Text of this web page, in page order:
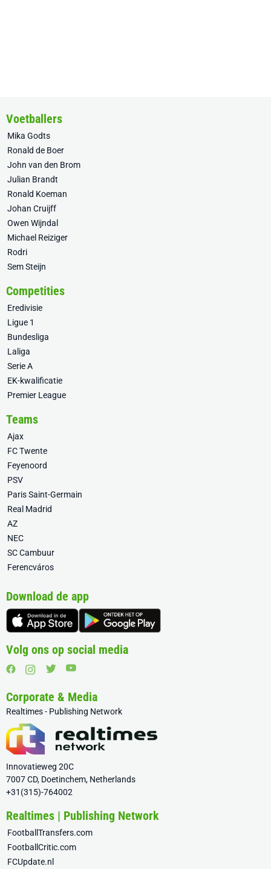
Voetballers
Mika Godts
Ronald de Boer
John van den Brom
Julian Brandt
Ronald Koeman
Johan Cruijff
Owen Wijndal
Michael Reiziger
Rodri
Sem Steijn
Competities
Eredivisie
Ligue 1
Bundesliga
Laliga
Serie A
EK-kwalificatie
Premier League
Teams
Ajax
FC Twente
Feyenoord
PSV
Paris Saint-Germain
Real Madrid
AZ
NEC
SC Cambuur
Ferencváros
Download de app
Volg ons op social media
Corporate & Media
Realtimes - Publishing Network
Innovatieweg 20C
7007 CD, Doetinchem, Netherlands
+31(315)-764002
Realtimes | Publishing Network
FootballTransfers.com
FootballCritic.com
FCUpdate.nl